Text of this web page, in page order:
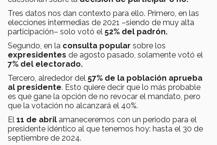
Tres datos nos dan contexto para ello. Primero, en las
elecciones intermedias de 2021 –siendo de muy alta
participación– solo votó el 52% del padrón.
Segundo, en la consulta popular sobre los
expresidentes de agosto pasado, solamente votó el
7% del electorado.
Tercero, alrededor del 57% de la población aprueba
al presidente. Esto quiere decir que lo más probable
es que gane la opción de no revocar el mandato, pero
que la votación no alcanzará el 40%.
El 11 de abril amaneceremos con un periodo para el
presidente idéntico al que tenemos hoy: hasta el 30 de
septiembre de 2024.